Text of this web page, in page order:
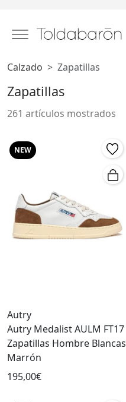
Calzado Zapatillas
Zapatillas
261 artículos mostrados
NEW
Autry
Autry Medalist AULM FT17
Zapatillas Hombre Blancas
Marrón
195,00€